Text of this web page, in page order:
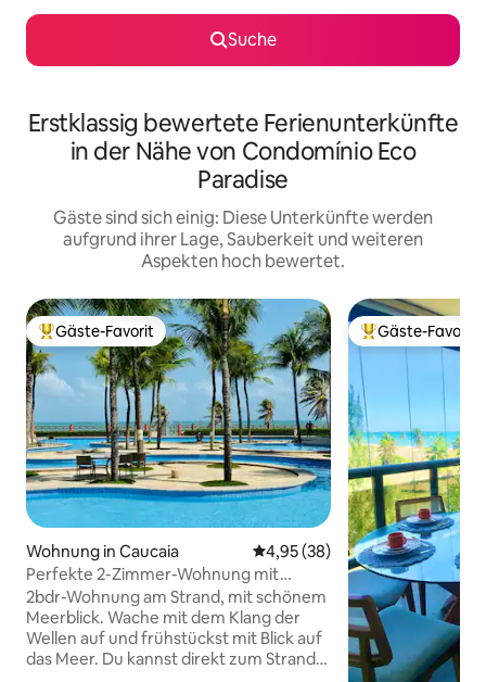
Suche
Erstklassig bewertete Ferienunterkünfte
in der Nähe von Condomínio Eco
Paradise
Gäste sind sich einig: Diese Unterkünfte werden
aufgrund ihrer Lage, Sauberkeit und weiteren
Aspekten hoch bewertet.
Beliebter Gäste-Favorit.
Gäste-Favorit
Wohnung in Caucaia Durchschnittliche Bewertung:
4,95 (38)
Perfekte 2-Zimmer-Wohnung mit
Meerblick (218)
2bdr-Wohnung am Strand, mit schönem
Meerblick. Wache mit dem Klang der
Wellen auf und frühstückst mit Blick auf
das Meer. Du kannst direkt zum Strand
Beliebter Gäste-
Gäste-Favorit